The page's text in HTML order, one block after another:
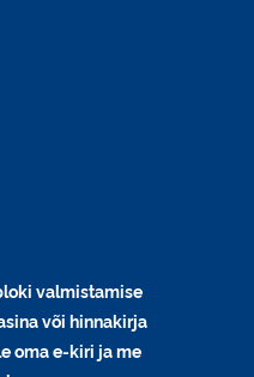
valmistamise
või hinnakirja
oma e-kiri ja me